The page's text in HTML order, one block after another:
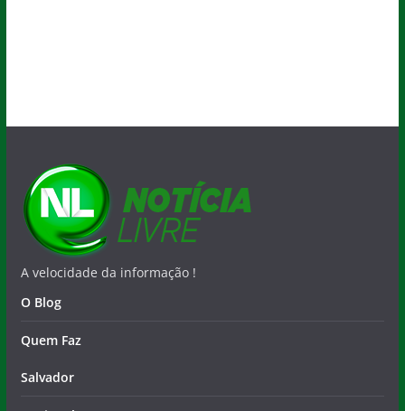
A velocidade da informação !
O Blog
Quem Faz
Salvador